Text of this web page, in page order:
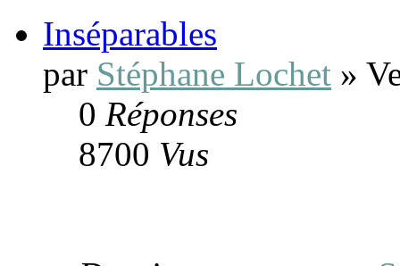
Inséparables
par Stéphane Lochet »
0 Réponses
8700 Vus